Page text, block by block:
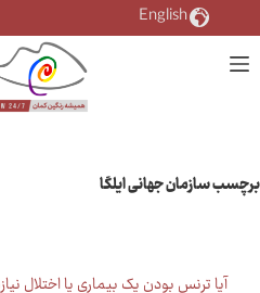
به
محتوا
English
برچسبسازمان جهانی ایلگا
آیا ترنس بودن یک بیماری یا اختلال